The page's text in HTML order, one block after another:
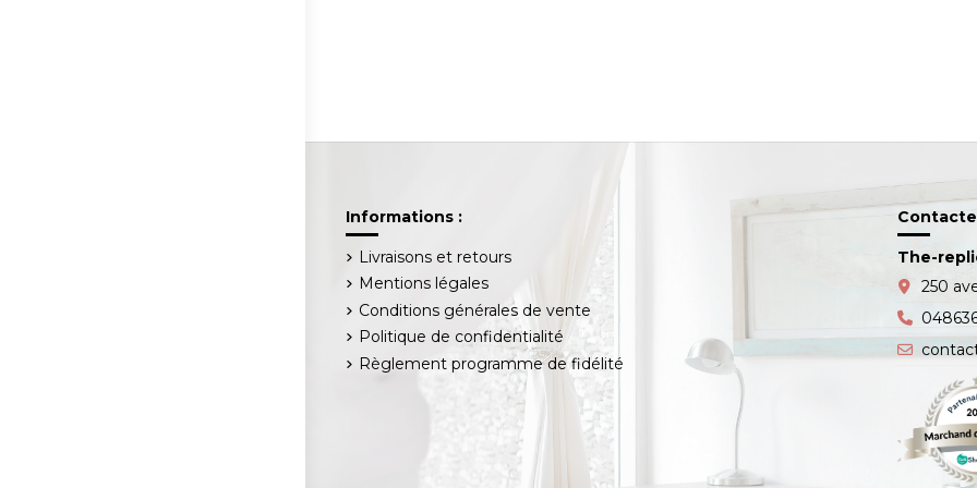
Informations :
Livraisons et retours
Mentions légales
Conditions générales de vente
Politique de confidentialité
Règlement programme de fidélité
The-
250